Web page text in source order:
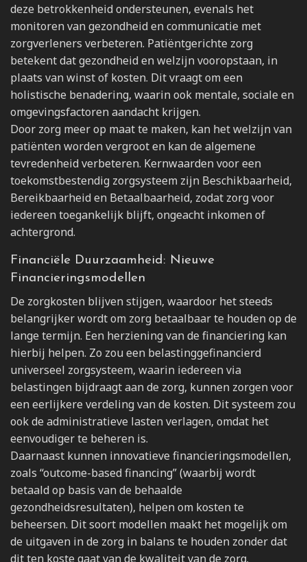
deze betrokkenheid ondersteunen, evenals het
monitoren van gezondheid en communicatie met
zorgverleners verbeteren. Patiëntgerichte zorg
betekent dat gezondheid en welzijn vooropstaan, in
plaats van winst of kosten. Dit vraagt om een
holistische benadering, waarin ook mentale, sociale en
omgevingsfactoren aandacht krijgen.
Door zorg meer op maat te maken, kan het welzijn van
patiënten worden vergroot en kan de algemene
tevredenheid verbeteren. Kernwaarden voor een
toekomstbestendig zorgsysteem zijn Beschikbaarheid,
Bereikbaarheid en Betaalbaarheid, zodat zorg voor
iedereen toegankelijk blijft, ongeacht inkomen of
achtergrond.
Financiële Duurzaamheid: Nieuwe
Financieringsmodellen
De zorgkosten blijven stijgen, waardoor het steeds
belangrijker wordt om zorg betaalbaar te houden op de
lange termijn. Een herziening van de financiering kan
hierbij helpen. Zo zou een belastinggefinancierd
universeel zorgsysteem, waarin iedereen via
belastingen bijdraagt aan de zorg, kunnen zorgen voor
een eerlijkere verdeling van de kosten. Dit systeem zou
ook de administratieve lasten verlagen, omdat het
eenvoudiger te beheren is.
Daarnaast kunnen innovatieve financieringsmodellen,
zoals “outcome-based financing” (waarbij wordt
betaald op basis van de behaalde
gezondheidsresultaten), helpen om kosten te
beheersen. Dit soort modellen maakt het mogelijk om
de uitgaven in de zorg in balans te houden zonder dat
dit ten koste gaat van de kwaliteit van de zorg.